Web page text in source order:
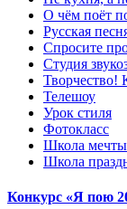
О чём поёт
Русская
Спросите
Студия
Творчество!
Телешоу
Урок стиля
Фотокласс
Школа мечты
Школа
Конкурс «Я пою